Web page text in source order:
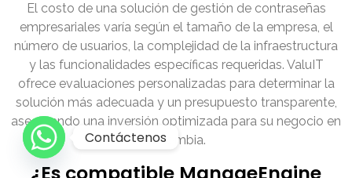
El costo de una solución de gestión de contraseñas
empresariales varía según el tamaño de la empresa, el
número de usuarios, la complejidad de la infraestructura
y las funcionalidades específicas requeridas. ValuIT
ofrece evaluaciones personalizadas para determinar la
solución más adecuada y un presupuesto transparente,
asegurando una inversión optimizada para su negocio en
Colombia.
Contáctenos